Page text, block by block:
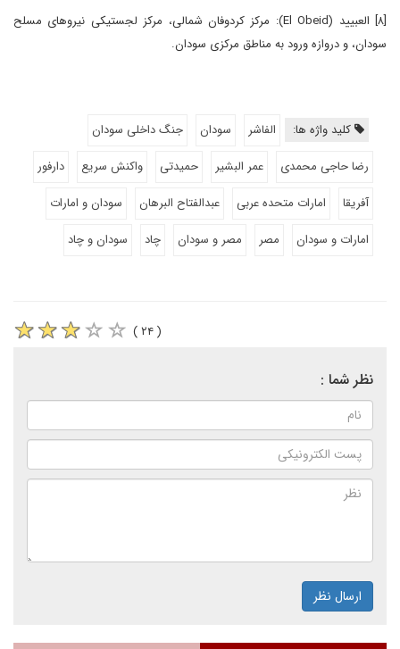
[۸] العبیید (El Obeid): مرکز کردوفان شمالی، مرکز لجستیکی نیروهای مسلح
سودان، و دروازه ورود به مناطق مرکزی سودان.
کلید واژه ها: الفاشر سودان
جنگ داخلی سودان
رضا حاجی محمدی
عمر البشیر حمیدتی واکنش سریع
دارفور
آفریقا
امارات متحده عربی عبدالفتاح البرهان
سودان و امارات
امارات و سودان
مصر مصر و سودان چاد سودان و چاد
( ۲۴ )
نظر شما :
ارسال نظر